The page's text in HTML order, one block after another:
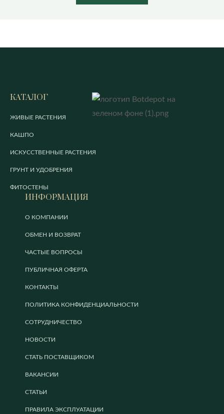
КАТАЛОГ
ЖИВЫЕ РАСТЕНИЯ
КАШПО
ИСКУССТВЕННЫЕ РАСТЕНИЯ
ГРУНТ И УДОБРЕНИЯ
ФИТОСТЕНЫ
ИНФОРМАЦИЯ
О КОМПАНИИ
ОБМЕН И ВОЗВРАТ
ЧАСТЫЕ ВОПРОСЫ
ПУБЛИЧНАЯ ОФЕРТА
КОНТАКТЫ
ПОЛИТИКА КОНФИДЕНЦИАЛЬНОСТИ
СОТРУДНИЧЕСТВО
НОВОСТИ
СТАТЬ ПОСТАВЩИКОМ
ВАКАНСИИ
СТАТЬИ
ПРАВИЛА ЭКСПЛУАТАЦИИ